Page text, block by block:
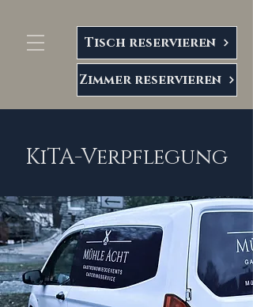
Tisch reservieren
Zimmer reservieren
KiTA-Verpflegung